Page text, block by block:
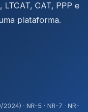
LTCAT, CAT, PPP e
plataforma.
· NR-5 · NR-7 · NR-